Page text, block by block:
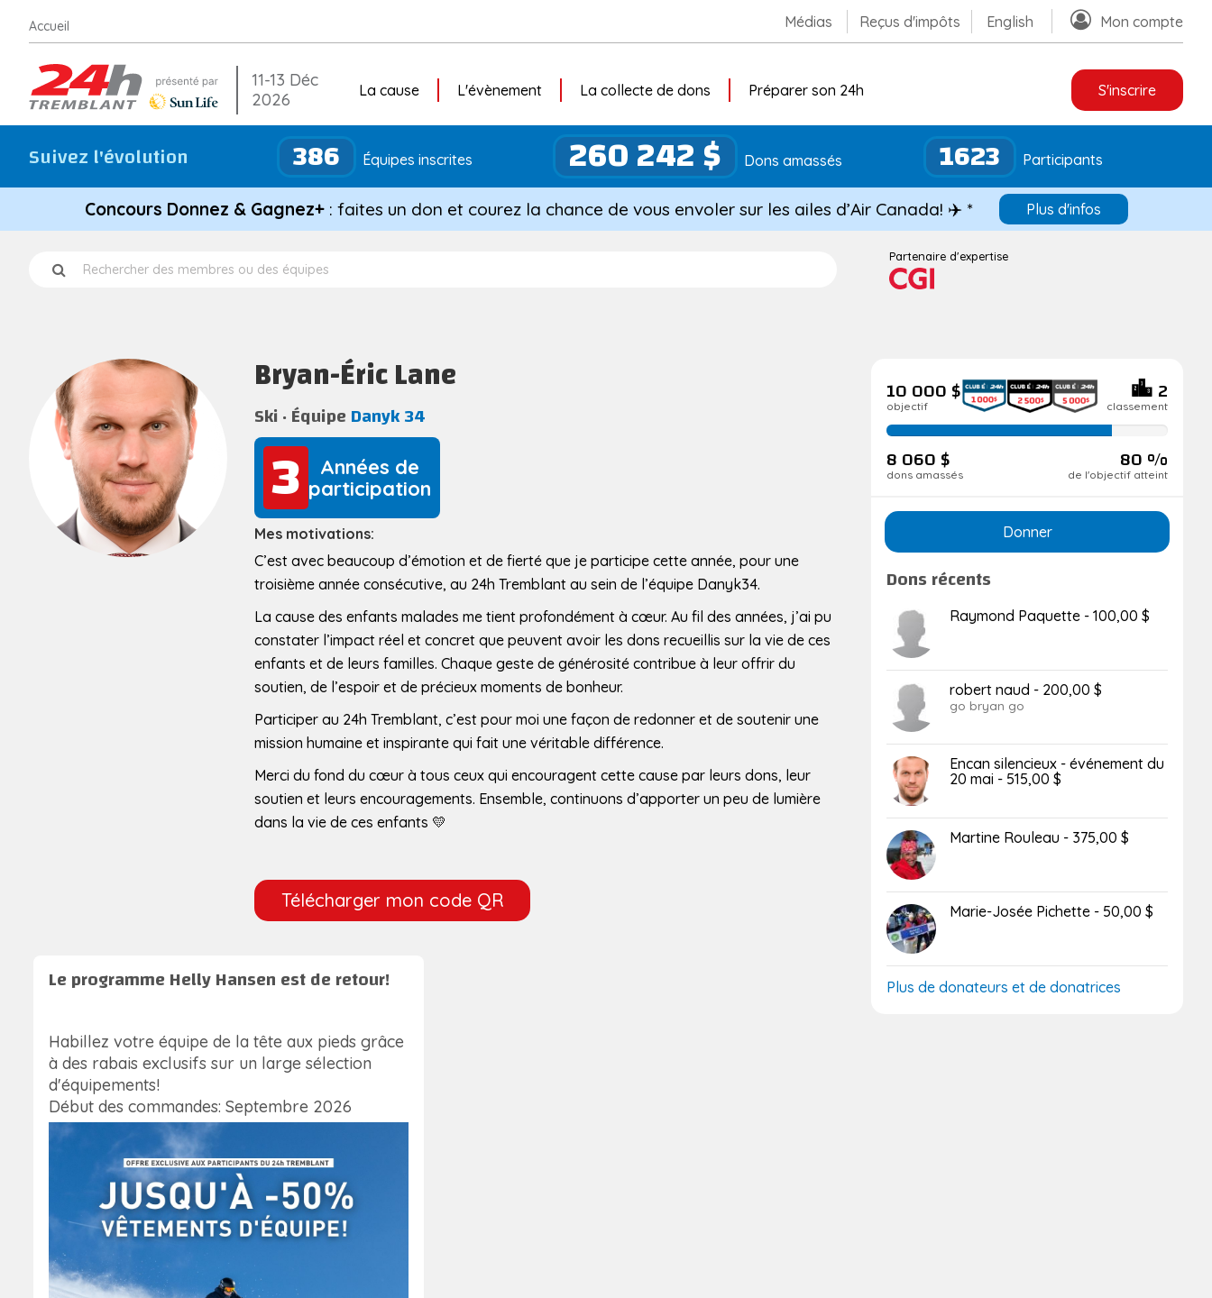
contenu
Accueil Médias Reçus d'impôts English Mon compte
11-13 Déc
2026
La cause L'évènement La collecte de dons Préparer son 24h S'inscrire
Suivez l'évolution 386 Équipes inscrites 260 242 $ Dons amassés 1623 Participants
Concours Donnez & Gagnez+: faites un don et courez la chance de vous envoler sur les ailes d’Air Canada! ✈️ * Plus d'infos
Partenaire d'expertise
Bryan-Éric Lane
Ski ÉquipeDanyk 34
3
3
Années de
participation
Mes motivations:
C’est avec beaucoup d’émotion et de fierté que je participe cette année, pour une
troisième année consécutive, au 24h Tremblant au sein de l’équipe Danyk34.
La cause des enfants malades me tient profondément à cœur. Au fil des années, j’ai pu
constater l’impact réel et concret que peuvent avoir les dons recueillis sur la vie de ces
enfants et de leurs familles. Chaque geste de générosité contribue à leur offrir du
soutien, de l’espoir et de précieux moments de bonheur.
Participer au 24h Tremblant, c’est pour moi une façon de redonner et de soutenir une
mission humaine et inspirante qui fait une véritable différence.
Merci du fond du cœur à tous ceux qui encouragent cette cause par leurs dons, leur
soutien et leurs encouragements. Ensemble, continuons d’apporter un peu de lumière
dans la vie de ces enfants 💛
Télécharger mon code QR
Le programme Helly Hansen est de retour!
Habillez votre équipe de la tête aux pieds grâce
à des rabais exclusifs sur un large sélection
d'équipements!
Début des commandes: Septembre 2026
10 000 $
objectif 2
classement
80
de
8 060 $
dons amassés 80 %
de l'objectif atteint
Donner
Dons récents
Raymond Paquette - 100,00 $
robert naud - 200,00 $
go bryan go
Encan silencieux - événement du
20 mai - 515,00 $
Martine Rouleau - 375,00 $
Marie-Josée Pichette - 50,00 $
Plus de donateurs et de donatrices